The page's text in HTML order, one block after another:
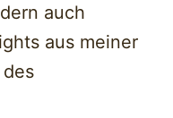
auch
aus meiner